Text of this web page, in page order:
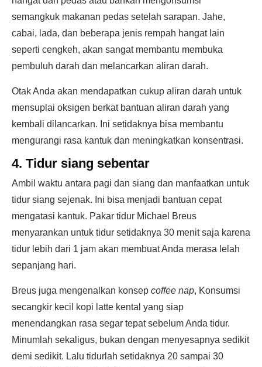
semangkuk makanan pedas setelah sarapan. Jahe,
cabai, lada, dan beberapa jenis rempah hangat lain
seperti cengkeh, akan sangat membantu membuka
pembuluh darah dan melancarkan aliran darah.
Otak Anda akan mendapatkan cukup aliran darah untuk
mensuplai oksigen berkat bantuan aliran darah yang
kembali dilancarkan. Ini setidaknya bisa membantu
mengurangi rasa kantuk dan meningkatkan konsentrasi.
4. Tidur siang sebentar
Ambil waktu antara pagi dan siang dan manfaatkan untuk
tidur siang sejenak. Ini bisa menjadi bantuan cepat
mengatasi kantuk. Pakar tidur Michael Breus
menyarankan untuk tidur setidaknya 30 menit saja karena
tidur lebih dari 1 jam akan membuat Anda merasa lelah
sepanjang hari.
Breus juga mengenalkan konsep coffee nap, Konsumsi
secangkir kecil kopi latte kental yang siap
menendangkan rasa segar tepat sebelum Anda tidur.
Minumlah sekaligus, bukan dengan menyesapnya sedikit
demi sedikit. Lalu tidurlah setidaknya 20 sampai 30